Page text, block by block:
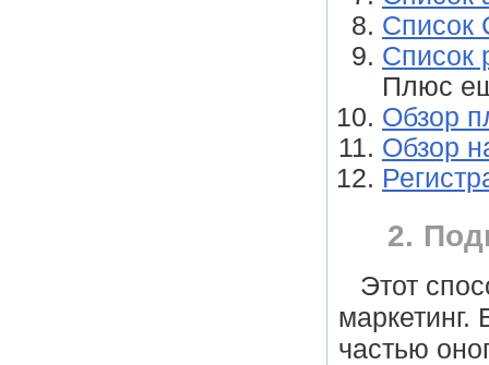
Список
Список
Плюс
Обзор
Обзор
2.
Этот
маркетинг.
частью